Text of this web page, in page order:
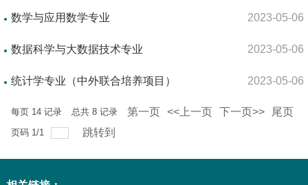
数学与应用数学专业 2023-05-06
数据科学与大数据技术专业 2023-05-06
统计学专业（中外联合培养项目） 2023-05-06
每页 14 记录 总共 8 记录 第一页 <<上一页 下一页>> 尾页
页码 1/1 跳转到